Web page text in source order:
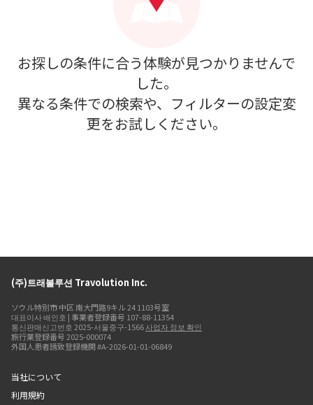
お探しの条件に合う体験が見つかりませんで
した。
異なる条件での検索や、フィルターの設定変
更をお試しください。
(주)트래볼루션 Travolution Inc.
ソウル特別市 中区 南大門路9キル 24 1103号室
대표이사 배인호 | 事業者登録番号 107-88-11354
통신판매신고번호 2025-서울중구-1566사업자 정보 확인
旅行業登録番号 2025-000074
外国人患者誘致登録機関 #A-2026-01-01-06849
当社について
利用規約